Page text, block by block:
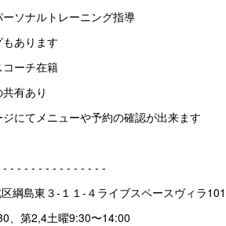
ーソナルトレーニング指導
もあります
コーチ在籍
有あり
ジにてメニューや予約の確認が出来ます
‐ ‐ ‐ ‐ ‐ ‐ ‐ ‐ ‐ ‐ ‐ ‐ ‐ ‐
綱島東３-１１-４ライブスペースヴィラ101
、第2,4土曜9:30〜14:00